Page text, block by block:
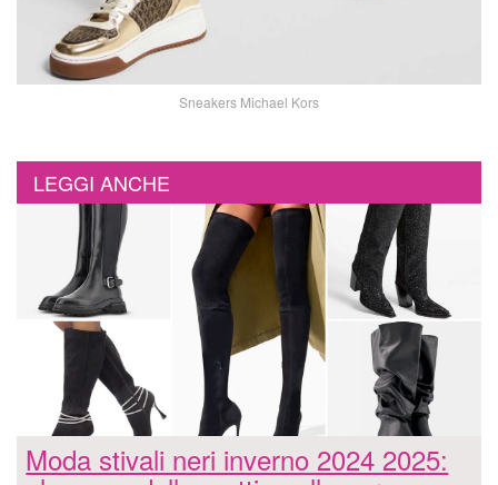
Sneakers Michael Kors
LEGGI ANCHE
Moda stivali neri inverno 2024 2025: